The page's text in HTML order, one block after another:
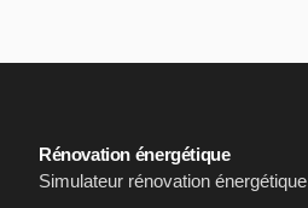
Rénovation énergétique
Simulateur rénovation énergétique